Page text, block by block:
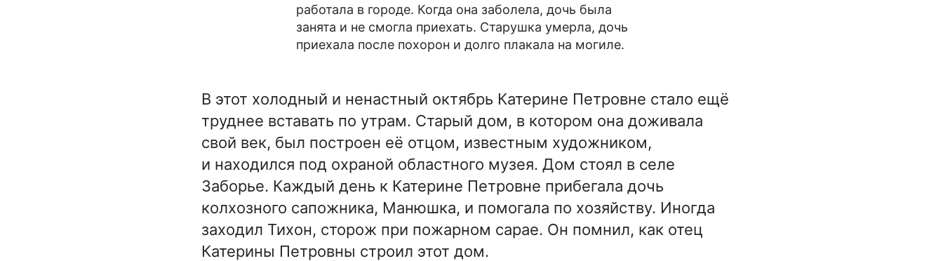
работала в городе. Когда она заболела, дочь была
занята и не смогла приехать. Старушка умерла, дочь
приехала после похорон и долго плакала на могиле.
В этот холодный и ненастный октябрь Катерине Петровне стало ещё
труднее вставать по утрам. Старый дом, в котором она доживала
свой век, был построен её отцом, известным художником,
и находился под охраной областного музея. Дом стоял в селе
Заборье. Каждый день к Катерине Петровне прибегала дочь
колхозного сапожника, Манюшка, и помогала по хозяйству. Иногда
заходил Тихон, сторож при пожарном сарае. Он помнил, как отец
Катерины Петровны строил этот дом.